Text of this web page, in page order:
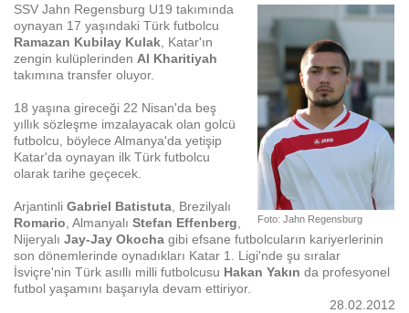
Foto: Jahn Regensburg
SSV Jahn Regensburg U19 takımında
oynayan 17 yaşındaki Türk futbolcu
Ramazan Kubilay Kulak , Katar'ın
zengin kulüplerinden Al Kharitiyah
takımına transfer oluyor.
18 yaşına gireceği 22 Nisan'da beş
yıllık sözleşme imzalayacak olan golcü
futbolcu, böylece Almanya'da yetişip
Katar'da oynayan ilk Türk futbolcu
olarak tarihe geçecek.
Arjantinli Gabriel Batistuta , Brezilyalı
Romario , Almanyalı Stefan Effenberg
Nijeryalı Jay-Jay Okocha gibi efsane futbolcuların kariyerlerinin
son dönemlerinde oynadıkları Katar 1. Ligi'nde şu sıralar
İsviçre'nin Türk asıllı milli futbolcusu Hakan Yakın da profesyonel
futbol yaşamını başarıyla devam ettiriyor.
28.02.2012